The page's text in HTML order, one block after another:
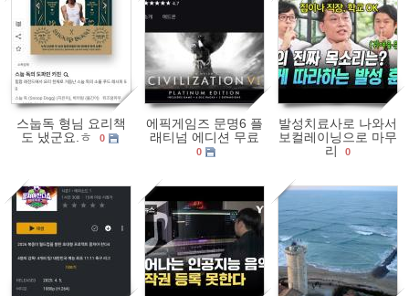
620 0
스눕독 형님 요리책
도 냈군요.ㅎ
0
1340 0
에픽게임즈 문명6 플
래티넘 에디션 무료
0
1174 0
발성치료사로 나와서
보컬레이닝으로 마무
리
0
2168 0 1445 0 1667 0